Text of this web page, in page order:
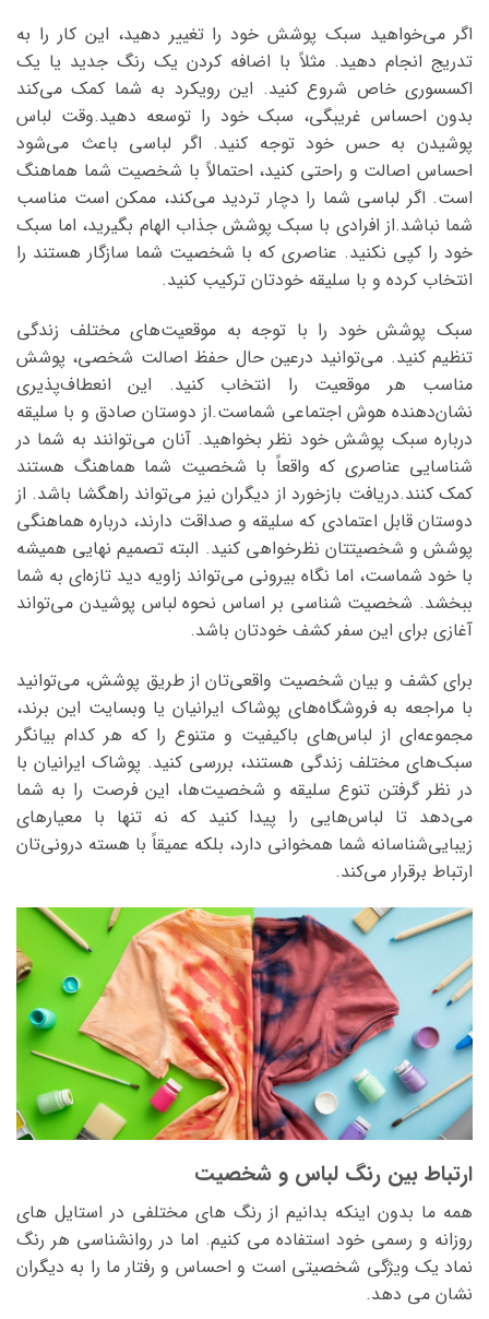
اگر می‌خواهید سبک پوشش خود را تغییر دهید، این کار را به
تدریج انجام دهید. مثلاً با اضافه کردن یک رنگ جدید یا یک
اکسسوری خاص شروع کنید. این رویکرد به شما کمک می‌کند
بدون احساس غریبگی، سبک خود را توسعه دهید.وقت لباس
پوشیدن به حس خود توجه کنید. اگر لباسی باعث می‌شود
احساس اصالت و راحتی کنید، احتمالاً با شخصیت شما هماهنگ
است. اگر لباسی شما را دچار تردید می‌کند، ممکن است مناسب
شما نباشد.از افرادی با سبک پوشش جذاب الهام بگیرید، اما سبک
خود را کپی نکنید. عناصری که با شخصیت شما سازگار هستند را
انتخاب کرده و با سلیقه خودتان ترکیب کنید.
سبک پوشش خود را با توجه به موقعیت‌های مختلف زندگی
تنظیم کنید. می‌توانید درعین حال حفظ اصالت شخصی، پوشش
مناسب هر موقعیت را انتخاب کنید. این انعطاف‌پذیری
نشان‌دهنده هوش اجتماعی شماست.از دوستان صادق و با سلیقه
درباره سبک پوشش خود نظر بخواهید. آنان می‌توانند به شما در
شناسایی عناصری که واقعاً با شخصیت شما هماهنگ هستند
کمک کنند.دریافت بازخورد از دیگران نیز می‌تواند راهگشا باشد. از
دوستان قابل اعتمادی که سلیقه و صداقت دارند، درباره هماهنگی
پوشش و شخصیتتان نظرخواهی کنید. البته تصمیم نهایی همیشه
با خود شماست، اما نگاه بیرونی می‌تواند زاویه دید تازه‌ای به شما
ببخشد. شخصیت شناسی بر اساس نحوه لباس پوشیدن می‌تواند
آغازی برای این سفر کشف خودتان باشد.
برای کشف و بیان شخصیت واقعی‌تان از طریق پوشش، می‌توانید
با مراجعه به فروشگاه‌های پوشاک ایرانیان یا وبسایت این برند،
مجموعه‌ای از لباس‌های باکیفیت و متنوع را که هر کدام بیانگر
سبک‌های مختلف زندگی هستند، بررسی کنید. پوشاک ایرانیان با
در نظر گرفتن تنوع سلیقه و شخصیت‌ها، این فرصت را به شما
می‌دهد تا لباس‌هایی را پیدا کنید که نه تنها با معیارهای
زیبایی‌شناسانه شما همخوانی دارد، بلکه عمیقاً با هسته درونی‌تان
ارتباط برقرار می‌کند.
ارتباط بین رنگ لباس و شخصیت
همه ما بدون اینکه بدانیم از رنگ‌ های مختلفی در استایل ‌های
روزانه و رسمی خود استفاده می ‌کنیم. اما در روانشناسی هر رنگ
نماد یک ویژگی شخصیتی است و احساس و رفتار ما را به دیگران
نشان می ‌دهد.